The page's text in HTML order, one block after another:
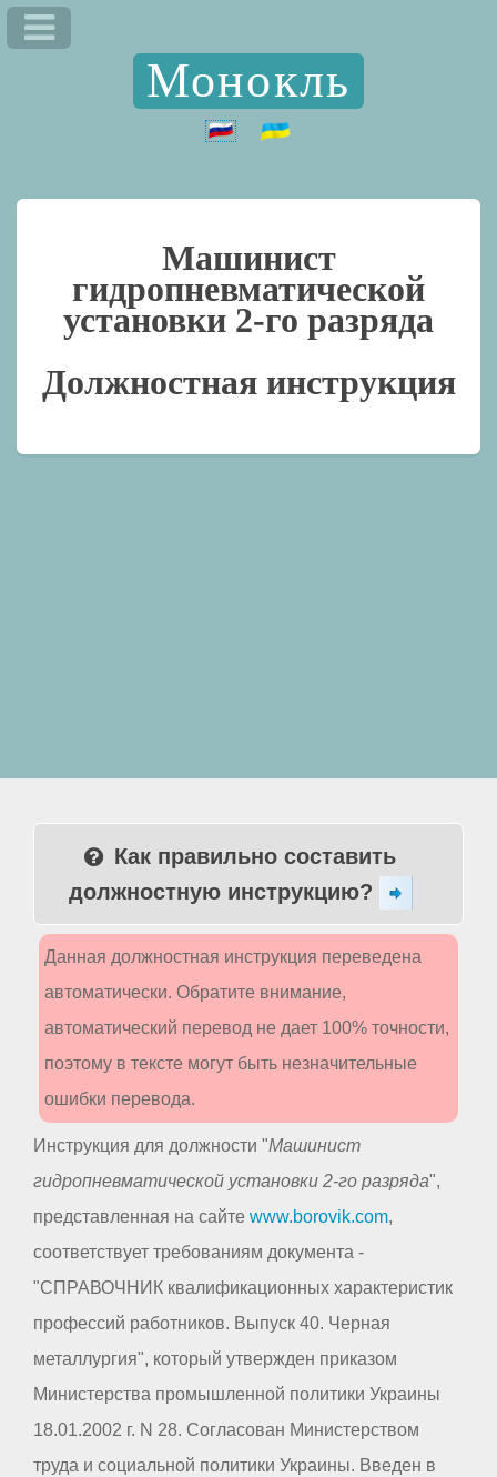
Монокль
Машинист
гидропневматической
установки 2-го разряда
Должностная инструкция
Как правильно составить
должностную инструкцию?
Данная должностная инструкция переведена
автоматически. Обратите внимание,
автоматический перевод не дает 100% точности,
поэтому в тексте могут быть незначительные
ошибки перевода.
Инструкция для должности "Машинист
гидропневматической установки 2-го разряда",
представленная на сайте www.borovik.com,
соответствует требованиям документа -
"СПРАВОЧНИК квалификационных характеристик
профессий работников. Выпуск 40. Черная
металлургия", который утвержден приказом
Министерства промышленной политики Украины
18.01.2002 г. N 28. Согласован Министерством
труда и социальной политики Украины. Введен в